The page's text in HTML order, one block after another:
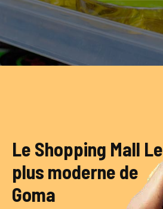
Le Shopping Mall Le
plus moderne de
Goma